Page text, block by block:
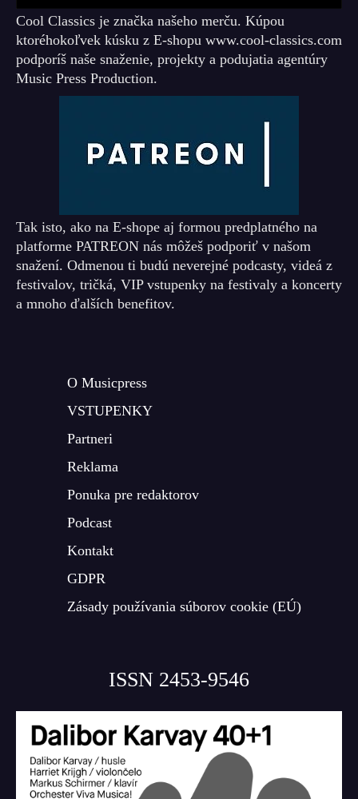
Cool Classics je značka našeho merču. Kúpou
ktoréhokoľvek kúsku z E-shopu www.cool-classics.com
podporíš naše snaženie, projekty a podujatia agentúry
Music Press Production.
Tak isto, ako na E-shope aj formou predplatného na
platforme PATREON nás môžeš podporiť v našom
snažení. Odmenou ti budú neverejné podcasty, videá z
festivalov, tričká, VIP vstupenky na festivaly a koncerty
a mnoho ďalších benefitov.
O Musicpress
VSTUPENKY
Partneri
Reklama
Ponuka pre redaktorov
Podcast
Kontakt
GDPR
Zásady používania súborov cookie (EÚ)
ISSN 2453-9546